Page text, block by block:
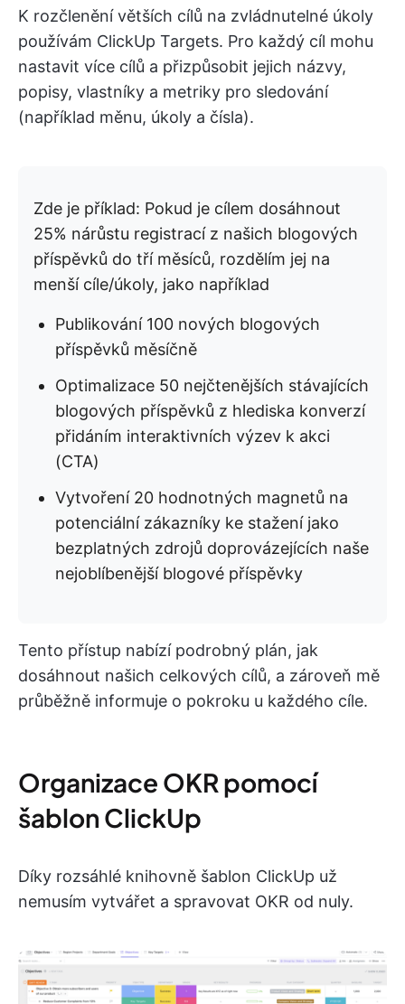
K rozčlenění větších cílů na zvládnutelné úkoly
používám ClickUp Targets. Pro každý cíl mohu
nastavit více cílů a přizpůsobit jejich názvy,
popisy, vlastníky a metriky pro sledování
(například měnu, úkoly a čísla).
Zde je příklad: Pokud je cílem dosáhnout
25% nárůstu registrací z našich blogových
příspěvků do tří měsíců, rozdělím jej na
menší cíle/úkoly, jako například
Publikování 100 nových blogových
příspěvků měsíčně
Optimalizace 50 nejčtenějších stávajících
blogových příspěvků z hlediska konverzí
přidáním interaktivních výzev k akci
(CTA)
Vytvoření 20 hodnotných magnetů na
potenciální zákazníky ke stažení jako
bezplatných zdrojů doprovázejících naše
nejoblíbenější blogové příspěvky
Tento přístup nabízí podrobný plán, jak
dosáhnout našich celkových cílů, a zároveň mě
průběžně informuje o pokroku u každého cíle.
Organizace OKR pomocí
šablon ClickUp
Díky rozsáhlé knihovně šablon ClickUp už
nemusím vytvářet a spravovat OKR od nuly.